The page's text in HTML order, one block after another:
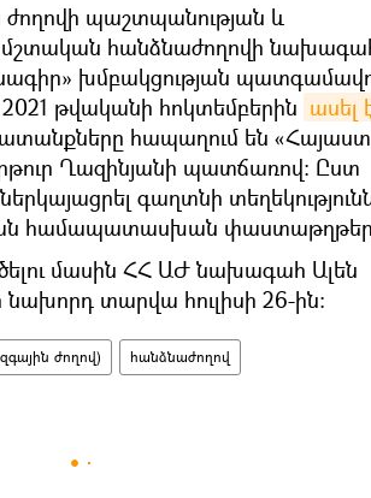
ժողովի պաշտպանության և
մշտական հանձնաժողովի
խմբակցության
թվականի հոկտեմբերին ասել
հապաղում են
Ղազինյանի պատճառով։ Ըստ
գաղտնի
համապատասխան
մասին ՀՀ ԱԺ նախագահ Ալեն
տարվա հուլիսի 26-ին։
ժողով) հանձնաժողով